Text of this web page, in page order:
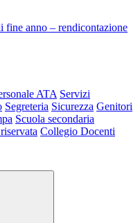
fine anno – rendicontazione
ATA Servizi
Segreteria Sicurezza Genitori
Scuola secondaria
Collegio Docenti